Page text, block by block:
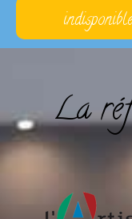
indisponible
La